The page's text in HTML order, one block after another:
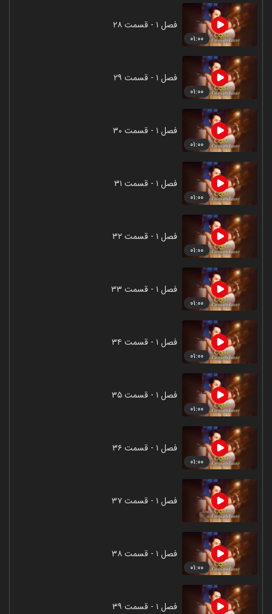
۰۱:۰۰
فصل ۱ - قسمت ۲۸
۰۱:۰۰
فصل ۱ - قسمت ۲۹
۰۱:۰۰
فصل ۱ - قسمت ۳۰
۰۱:۰۰
فصل ۱ - قسمت ۳۱
۰۱:۰۰
فصل ۱ - قسمت ۳۲
۰۱:۰۰
فصل ۱ - قسمت ۳۳
۰۱:۰۰
فصل ۱ - قسمت ۳۴
۰۱:۰۰
فصل ۱ - قسمت ۳۵
۰۱:۰۰
فصل ۱ - قسمت ۳۶
فصل ۱ - قسمت ۳۷
۰۱:۰۰
فصل ۱ - قسمت ۳۸
فصل ۱ - قسمت ۳۹